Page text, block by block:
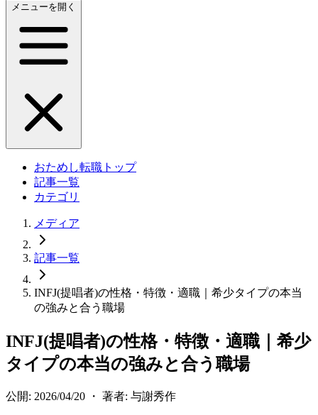
メニューを開く
おためし転職トップ
記事一覧
カテゴリ
メディア
記事一覧
INFJ(提唱者)の性格・特徴・適職｜希少タイプの本当
の強みと合う職場
INFJ(提唱者)の性格・特徴・適職｜希少
タイプの本当の強みと合う職場
公開: 2026/04/20 ・ 著者: 与謝秀作